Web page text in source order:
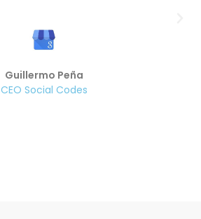
Guillermo Peña
CEO Social Codes